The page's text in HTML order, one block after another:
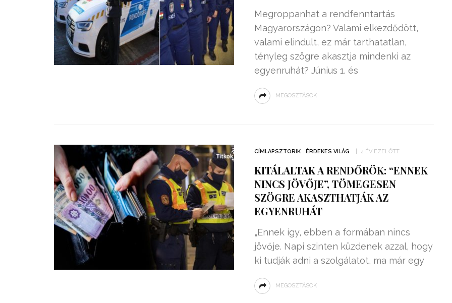
Megroppanhat a rendfenntartás
Magyarországon? Valami elkezdődött,
valami elindult, ez már tarthatatlan,
tényleg szögre akasztja mindenki az
egyenruhát? Június 1. és
MEGOSZTÁSOK
CÍMLAPSZTORIK ÉRDEKES VILÁG 4 ÉV EZELŐTT
KITÁLALTAK A RENDŐRÖK: “ENNEK
NINCS JÖVŐJE”, TÖMEGESEN
SZÖGRE AKASZTHATJÁK AZ
EGYENRUHÁT
„Ennek így, ebben a formában nincs
jövője. Napi szinten küzdenek azzal, hogy
ki tudják adni a szolgálatot, ma már egy
MEGOSZTÁSOK
99,13%-OS HATÉKONYSÁGGAL
NULLÁZZA AZ ÁRAMSZÁMLÁT
EZ A MOTOR!
ENERGIÁT
FEKVŐRENDŐRÖK!